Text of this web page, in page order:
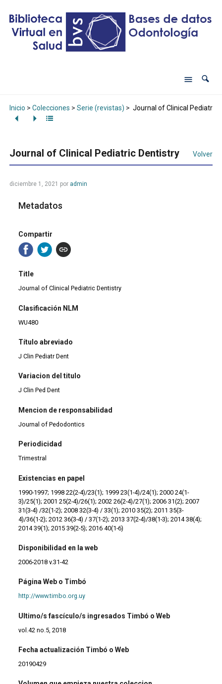
Inicio > Colecciones > Serie (revistas) > Journal of Clinical Pediatric
Journal of Clinical Pediatric Dentistry Volver
diciembre 1, 2021 por admin
Metadatos
Compartir
Title
Journal of Clinical Pediatric Dentistry
Clasificación NLM
WU480
Título abreviado
J Clin Pediatr Dent
Variacion del titulo
J Clin Ped Dent
Mencion de responsabilidad
Journal of Pedodontics
Periodicidad
Trimestral
Existencias en papel
1990-1997; 1998 22(2-4)/23(1); 1999 23(1-4)/24(1); 2000 24(1-
3)/25(1); 2001 25(2-4)/26(1); 2002 26(2-4)/27(1); 2006 31(2); 2007
31(3-4) /32(1-2); 2008 32(3-4) / 33(1); 2010 35(2); 2011 35(3-
4)/36(1-2); 2012 36(3-4) / 37(1-2); 2013 37(2-4)/38(1-3); 2014 38(4);
2014 39(1); 2015 39(2-5); 2016 40(1-6)
Disponibilidad en la web
2006-2018 v.31-42
Página Web o Timbó
http://www.timbo.org.uy
Ultimo/s fascículo/s ingresados Timbó o Web
vol.42 no.5, 2018
Fecha actualización Timbó o Web
20190429